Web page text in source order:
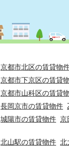
京都市北区の賃貸物
京都市下京区の賃貸
京都市山科区の賃貸
長岡京市の賃貸物件
城陽市の賃貸物件 京
北山駅の賃貸物件 北